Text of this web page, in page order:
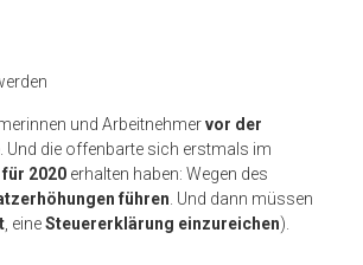
und Arbeitnehmervor der
. Und die offenbarte sich erstmals im
2020 erhalten haben: Wegen des
führen . Und dann müssen
, eineSteuererklärung einzureichen).